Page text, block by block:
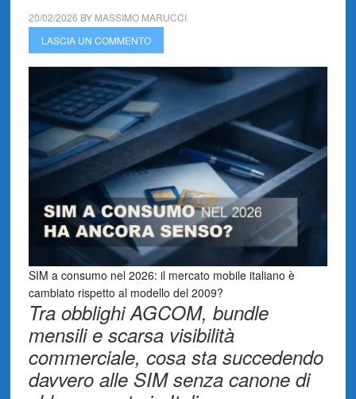
20/02/2026 BY MASSIMO MARUCCI
LASCIA UN COMMENTO
SIM a consumo nel 2026: il mercato mobile italiano è
cambiato rispetto al modello del 2009?
Tra obblighi AGCOM, bundle
mensili e scarsa visibilità
commerciale, cosa sta succedendo
davvero alle SIM senza canone di